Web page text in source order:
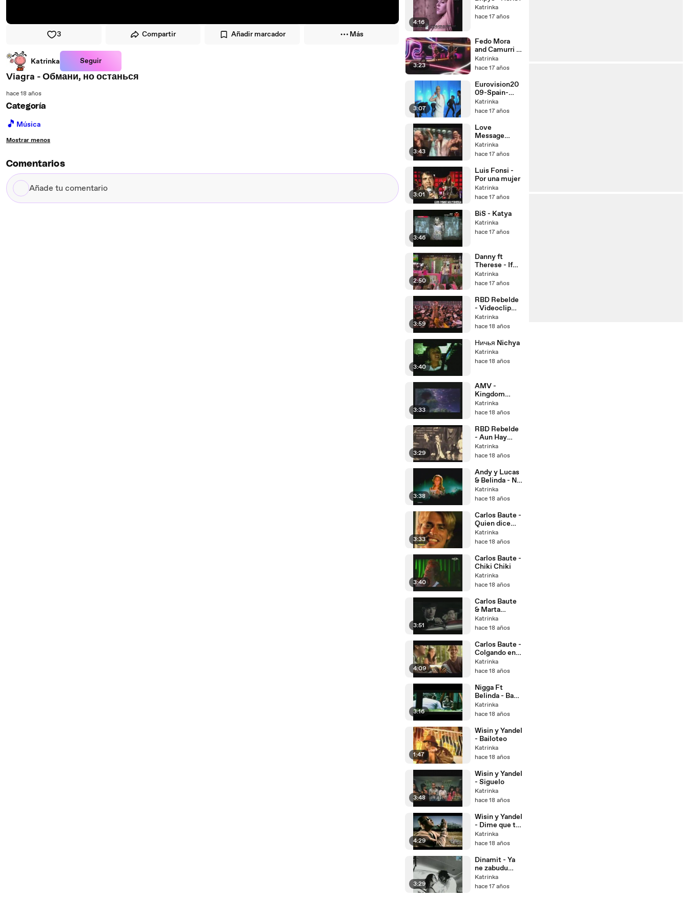
3 Compartir Añadir marcador Más
Katrinka Seguir
Viagra - Обмани, но останься
hace 18 años
Categoría
🎵 Música
Mostrar menos
Comentarios
Añade
tu
4:16
Katrinka
hace 17 años
3:23
Fedo Mora
and Camurri -
After the Rain
Katrinka
hace 17 años
3:07
Eurovision20
09-Spain-
Soraya
Arnelas-La
mi
Katrinka
hace 17 años
3:43
Love
Message
(80`s)
Katrinka
hace 17 años
3:01
Luis Fonsi -
Por una mujer
Katrinka
hace 17 años
3:46
BiS - Katya
Katrinka
hace 17 años
2:50
Danny ft
Therese - If
only you
Katrinka
hace 17 años
3:59
RBD Rebelde
- Videoclip
Sólo Quédate
en Silencio
Katrinka
hace 18 años
3:40
Ничья Nichya
Katrinka
hace 18 años
3:33
AMV -
Kingdom
Hearts - Paolo
Meneguzzi -
Altre
Katrinka
hace 18 años
3:29
RBD Rebelde
- Aun Hay
Algo
Katrinka
hace 18 años
3:38
Andy y Lucas
& Belinda - No
Entiendo
Katrinka
hace 18 años
3:33
Carlos Baute -
Quien dice
que no duele
Katrinka
hace 18 años
3:40
Carlos Baute -
Chiki Chiki
Katrinka
hace 18 años
3:51
Carlos Baute
& Marta
Sanchez -
Colgando En
(2008)
Katrinka
hace 18 años
4:09
Carlos Baute -
Colgando en
tus manos
(2008)
Katrinka
hace 18 años
3:16
Nigga Ft
Belinda - Baby
Te Quiero
Remix
Katrinka
hace 18 años
1:47
Wisin y Yandel
- Bailoteo
Katrinka
hace 18 años
3:48
Wisin y Yandel
- Siguelo
Katrinka
hace 18 años
4:29
Wisin y Yandel
- Dime que te
paso (2008)
Katrinka
hace 18 años
3:29
Dinamit - Ya
ne zabudu
tebya nikogda
Katrinka
hace 17 años